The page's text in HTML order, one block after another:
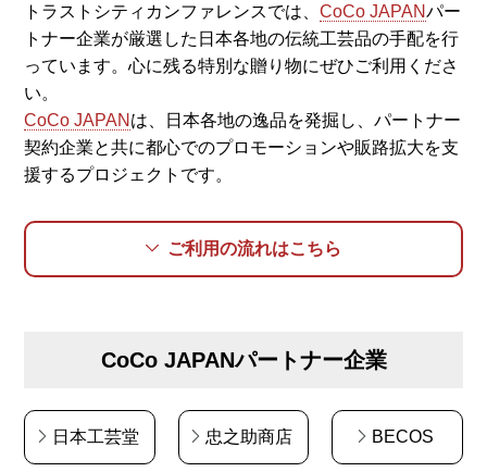
トラストシティカンファレンスでは、CoCo JAPANパー
トナー企業が厳選した日本各地の伝統工芸品の手配を行
っています。心に残る特別な贈り物にぜひご利用くださ
い。
CoCo JAPAN は、日本各地の逸品を発掘し、パートナー
契約企業と共に都心でのプロモーションや販路拡大を支
援するプロジェクトです。
ご利用の流れはこちら
CoCo JAPANパートナー企業
日本工芸堂 忠之助商店 BECOS